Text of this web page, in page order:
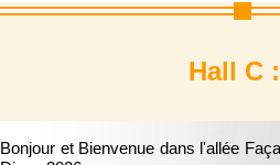
Hall C
Bonjour et Bienvenue dans l'allée